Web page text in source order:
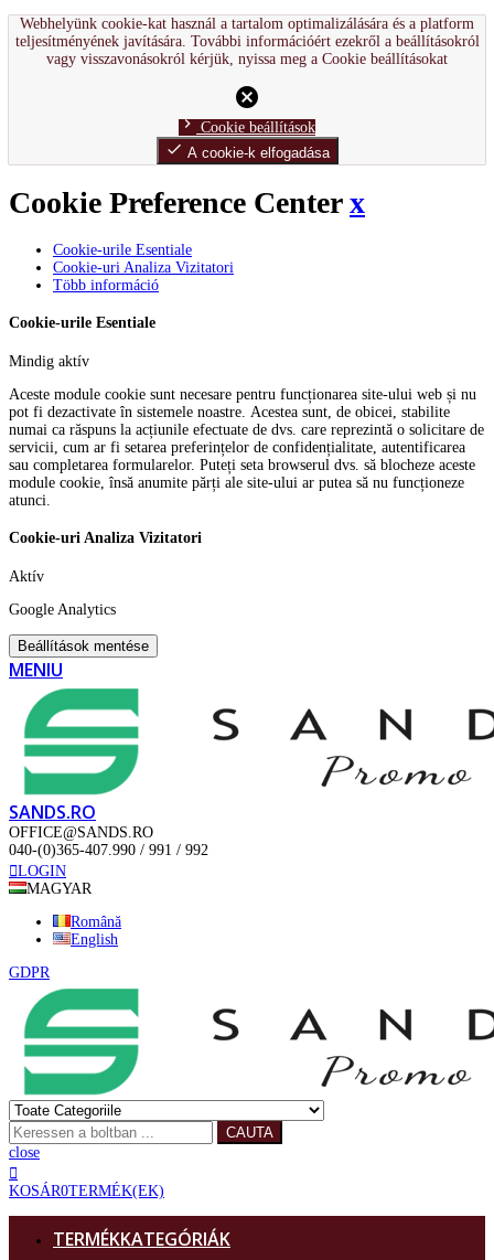
Webhelyünk cookie-kat használ a tartalom optimalizálására és a platform
teljesítményének javítására. További információért ezekről a beállításokról
vagy visszavonásokról kérjük, nyissa meg a Cookie beállításokat
cancel
chevron_right Cookie beállítások
done A cookie-k elfogadása
Cookie Preference Centerx
Cookie-urile Esentiale
Cookie-uri Analiza Vizitatori
Több információ
Cookie-urile Esentiale
Mindig aktív
Aceste module cookie sunt necesare pentru funcționarea site-ului web și nu
pot fi dezactivate în sistemele noastre. Acestea sunt, de obicei, stabilite
numai ca răspuns la acțiunile efectuate de dvs. care reprezintă o solicitare de
servicii, cum ar fi setarea preferințelor de confidențialitate, autentificarea
sau completarea formularelor. Puteți seta browserul dvs. să blocheze aceste
module cookie, însă anumite părți ale site-ului ar putea să nu funcționeze
atunci.
Cookie-uri Analiza Vizitatori
Aktív
Google Analytics
Beállítások mentése
MENIU
SANDS.RO
OFFICE@SANDS.RO
040-(0)365-407.990 / 991 / 992
LOGIN
MAGYAR
Română
English
GDPR
CAUTA
close
KOSÁR0TERMÉK(EK)
TERMÉKKATEGÓRIÁK